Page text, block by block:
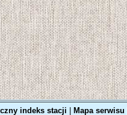
indeks stacji Mapa serwisu